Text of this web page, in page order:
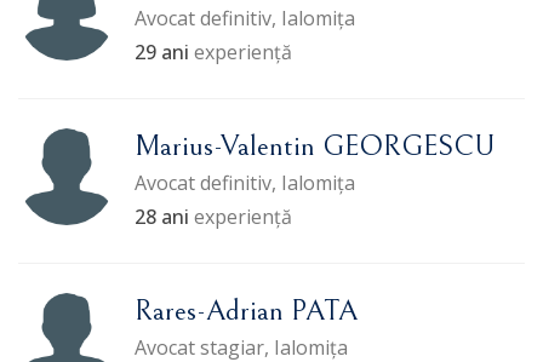
Avocat definitiv, Ialomița
29 ani experiență
Marius-Valentin GEORGESCU
Avocat definitiv, Ialomița
28 ani experiență
Rares-Adrian PATA
Avocat stagiar, Ialomița